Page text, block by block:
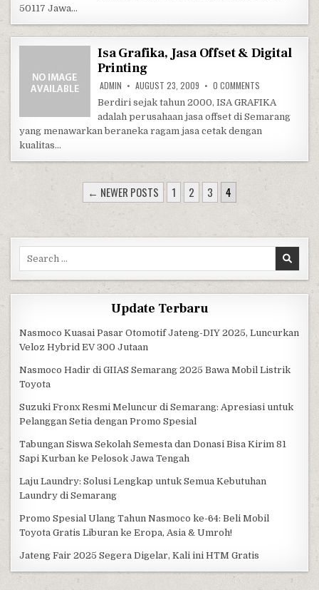
50117 Jawa…
Isa Grafika, Jasa Offset & Digital
Printing
ADMIN AUGUST 23, 2009 0 COMMENTS
Berdiri sejak tahun 2000, ISA GRAFIKA
adalah perusahaan jasa offset di Semarang
yang menawarkan beraneka ragam jasa cetak dengan
kualitas…
POSTS PAGINATION
← NEWER POSTS 1 2 3 4
Search for:
Update Terbaru
Nasmoco Kuasai Pasar Otomotif Jateng-DIY 2025, Luncurkan
Veloz Hybrid EV 300 Jutaan
Nasmoco Hadir di GIIAS Semarang 2025 Bawa Mobil Listrik
Toyota
Suzuki Fronx Resmi Meluncur di Semarang: Apresiasi untuk
Pelanggan Setia dengan Promo Spesial
Tabungan Siswa Sekolah Semesta dan Donasi Bisa Kirim 81
Sapi Kurban ke Pelosok Jawa Tengah
Laju Laundry: Solusi Lengkap untuk Semua Kebutuhan
Laundry di Semarang
Promo Spesial Ulang Tahun Nasmoco ke-64: Beli Mobil
Toyota Gratis Liburan ke Eropa, Asia & Umroh!
Jateng Fair 2025 Segera Digelar, Kali ini HTM Gratis